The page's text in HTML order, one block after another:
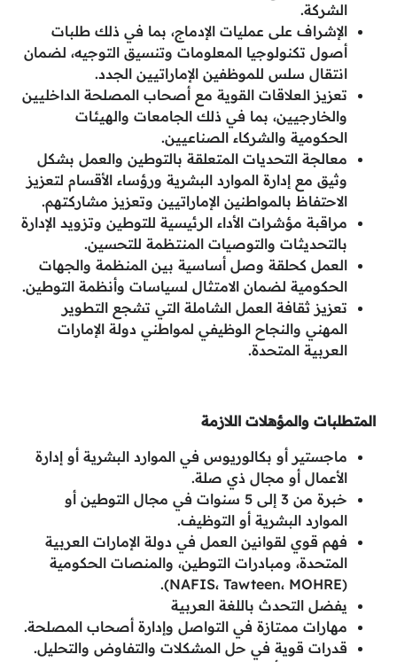
الشركة.
الإشراف على عمليات الإدماج، بما في ذلك طلبات
أصول تكنولوجيا المعلومات وتنسيق التوجيه، لضمان
انتقال سلس للموظفين الإماراتيين الجدد.
تعزيز العلاقات القوية مع أصحاب المصلحة الداخليين
والخارجيين، بما في ذلك الجامعات والهيئات
الحكومية والشركاء الصناعيين.
معالجة التحديات المتعلقة بالتوطين والعمل بشكل
وثيق مع إدارة الموارد البشرية ورؤساء الأقسام لتعزيز
الاحتفاظ بالمواطنين الإماراتيين وتعزيز مشاركتهم.
مراقبة مؤشرات الأداء الرئيسية للتوطين وتزويد الإدارة
بالتحديثات والتوصيات المنتظمة للتحسين.
العمل كحلقة وصل أساسية بين المنظمة والجهات
الحكومية لضمان الامتثال لسياسات وأنظمة التوطين.
تعزيز ثقافة العمل الشاملة التي تشجع التطوير
المهني والنجاح الوظيفي لمواطني دولة الإمارات
العربية المتحدة.
المتطلبات والمؤهلات اللازمة
ماجستير أو بكالوريوس في الموارد البشرية أو إدارة
الأعمال أو مجال ذي صلة.
خبرة من 3 إلى 5 سنوات في مجال التوطين أو
الموارد البشرية أو التوظيف.
فهم قوي لقوانين العمل في دولة الإمارات العربية
المتحدة، ومبادرات التوطين، والمنصات الحكومية
(NAFIS، Tawteen، MOHRE).
يفضل التحدث باللغة العربية
مهارات ممتازة في التواصل وإدارة أصحاب المصلحة.
قدرات قوية في حل المشكلات والتفاوض والتحليل.